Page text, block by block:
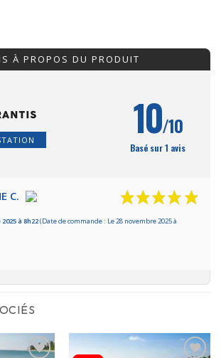
À PROPOS DU PRODUIT
10/10
Basé sur 1 avis
C.
à 8h22(Date de commande : Le 28 novembre 2025 à